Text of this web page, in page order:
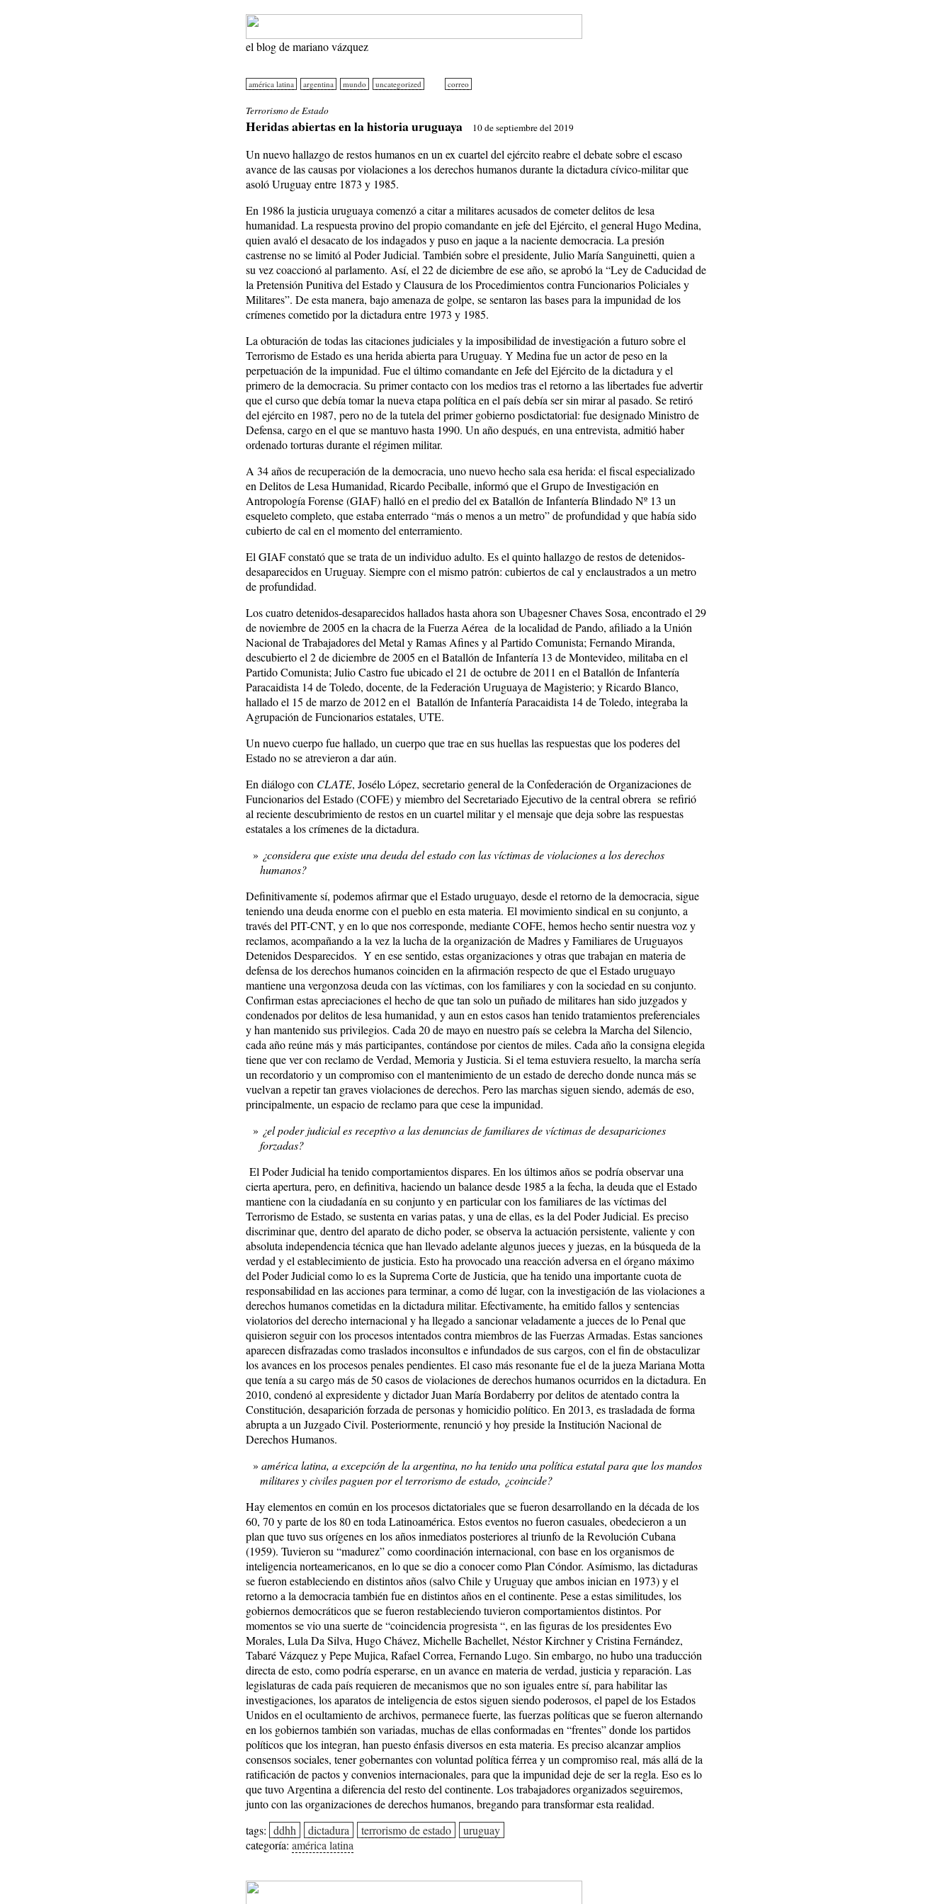
el blog de mariano vázquez
américa latina argentina mundo uncategorized correo
Terrorismo de Estado
Heridas abiertas en la historia uruguaya 10 de septiembre del 2019
Un nuevo hallazgo de restos humanos en un ex cuartel del ejército reabre el debate sobre el escaso
avance de las causas por violaciones a los derechos humanos durante la dictadura cívico-militar que
asoló Uruguay entre 1873 y 1985.
En 1986 la justicia uruguaya comenzó a citar a militares acusados de cometer delitos de lesa
humanidad. La respuesta provino del propio comandante en jefe del Ejército, el general Hugo Medina,
quien avaló el desacato de los indagados y puso en jaque a la naciente democracia. La presión
castrense no se limitó al Poder Judicial. También sobre el presidente, Julio María Sanguinetti, quien a
su vez coaccionó al parlamento. Así, el 22 de diciembre de ese año, se aprobó la “Ley de Caducidad de
la Pretensión Punitiva del Estado y Clausura de los Procedimientos contra Funcionarios Policiales y
Militares”. De esta manera, bajo amenaza de golpe, se sentaron las bases para la impunidad de los
crímenes cometido por la dictadura entre 1973 y 1985.
La obturación de todas las citaciones judiciales y la imposibilidad de investigación a futuro sobre el
Terrorismo de Estado es una herida abierta para Uruguay. Y Medina fue un actor de peso en la
perpetuación de la impunidad. Fue el último comandante en Jefe del Ejército de la dictadura y el
primero de la democracia. Su primer contacto con los medios tras el retorno a las libertades fue advertir
que el curso que debía tomar la nueva etapa política en el país debía ser sin mirar al pasado. Se retiró
del ejército en 1987, pero no de la tutela del primer gobierno posdictatorial: fue designado Ministro de
Defensa, cargo en el que se mantuvo hasta 1990. Un año después, en una entrevista, admitió haber
ordenado torturas durante el régimen militar.
A 34 años de recuperación de la democracia, uno nuevo hecho sala esa herida: el fiscal especializado
en Delitos de Lesa Humanidad, Ricardo Peciballe, informó que el Grupo de Investigación en
Antropología Forense (GIAF) halló en el predio del ex Batallón de Infantería Blindado Nº 13 un
esqueleto completo, que estaba enterrado “más o menos a un metro” de profundidad y que había sido
cubierto de cal en el momento del enterramiento.
El GIAF constató que se trata de un individuo adulto. Es el quinto hallazgo de restos de detenidos-
desaparecidos en Uruguay. Siempre con el mismo patrón: cubiertos de cal y enclaustrados a un metro
de profundidad.
Los cuatro detenidos-desaparecidos hallados hasta ahora son Ubagesner Chaves Sosa, encontrado el 29
de noviembre de 2005 en la chacra de la Fuerza Aérea de la localidad de Pando, afiliado a la Unión
Nacional de Trabajadores del Metal y Ramas Afines y al Partido Comunista; Fernando Miranda,
descubierto el 2 de diciembre de 2005 en el Batallón de Infantería 13 de Montevideo, militaba en el
Partido Comunista; Julio Castro fue ubicado el 21 de octubre de 2011 en el Batallón de Infantería
Paracaidista 14 de Toledo, docente, de la Federación Uruguaya de Magisterio; y Ricardo Blanco,
hallado el 15 de marzo de 2012 en el Batallón de Infantería Paracaidista 14 de Toledo, integraba la
Agrupación de Funcionarios estatales, UTE.
Un nuevo cuerpo fue hallado, un cuerpo que trae en sus huellas las respuestas que los poderes del
Estado no se atrevieron a dar aún.
En diálogo con CLATE, Josélo López, secretario general de la Confederación de Organizaciones de
Funcionarios del Estado (COFE) y miembro del Secretariado Ejecutivo de la central obrera se refirió
al reciente descubrimiento de restos en un cuartel militar y el mensaje que deja sobre las respuestas
estatales a los crímenes de la dictadura.
¿considera que existe una deuda del estado con las víctimas de violaciones a los derechos
humanos?
Definitivamente sí, podemos afirmar que el Estado uruguayo, desde el retorno de la democracia, sigue
teniendo una deuda enorme con el pueblo en esta materia. El movimiento sindical en su conjunto, a
través del PIT-CNT, y en lo que nos corresponde, mediante COFE, hemos hecho sentir nuestra voz y
reclamos, acompañando a la vez la lucha de la organización de Madres y Familiares de Uruguayos
Detenidos Desparecidos. Y en ese sentido, estas organizaciones y otras que trabajan en materia de
defensa de los derechos humanos coinciden en la afirmación respecto de que el Estado uruguayo
mantiene una vergonzosa deuda con las víctimas, con los familiares y con la sociedad en su conjunto.
Confirman estas apreciaciones el hecho de que tan solo un puñado de militares han sido juzgados y
condenados por delitos de lesa humanidad, y aun en estos casos han tenido tratamientos preferenciales
y han mantenido sus privilegios. Cada 20 de mayo en nuestro país se celebra la Marcha del Silencio,
cada año reúne más y más participantes, contándose por cientos de miles. Cada año la consigna elegida
tiene que ver con reclamo de Verdad, Memoria y Justicia. Si el tema estuviera resuelto, la marcha sería
un recordatorio y un compromiso con el mantenimiento de un estado de derecho donde nunca más se
vuelvan a repetir tan graves violaciones de derechos. Pero las marchas siguen siendo, además de eso,
principalmente, un espacio de reclamo para que cese la impunidad.
¿el poder judicial es receptivo a las denuncias de familiares de víctimas de desapariciones
forzadas?
El Poder Judicial ha tenido comportamientos dispares. En los últimos años se podría observar una
cierta apertura, pero, en definitiva, haciendo un balance desde 1985 a la fecha, la deuda que el Estado
mantiene con la ciudadanía en su conjunto y en particular con los familiares de las víctimas del
Terrorismo de Estado, se sustenta en varias patas, y una de ellas, es la del Poder Judicial. Es preciso
discriminar que, dentro del aparato de dicho poder, se observa la actuación persistente, valiente y con
absoluta independencia técnica que han llevado adelante algunos jueces y juezas, en la búsqueda de la
verdad y el establecimiento de justicia. Esto ha provocado una reacción adversa en el órgano máximo
del Poder Judicial como lo es la Suprema Corte de Justicia, que ha tenido una importante cuota de
responsabilidad en las acciones para terminar, a como dé lugar, con la investigación de las violaciones a
derechos humanos cometidas en la dictadura militar. Efectivamente, ha emitido fallos y sentencias
violatorios del derecho internacional y ha llegado a sancionar veladamente a jueces de lo Penal que
quisieron seguir con los procesos intentados contra miembros de las Fuerzas Armadas. Estas sanciones
aparecen disfrazadas como traslados inconsultos e infundados de sus cargos, con el fin de obstaculizar
los avances en los procesos penales pendientes. El caso más resonante fue el de la jueza Mariana Motta
que tenía a su cargo más de 50 casos de violaciones de derechos humanos ocurridos en la dictadura. En
2010, condenó al expresidente y dictador Juan María Bordaberry por delitos de atentado contra la
Constitución, desaparición forzada de personas y homicidio político. En 2013, es trasladada de forma
abrupta a un Juzgado Civil. Posteriormente, renunció y hoy preside la Institución Nacional de
Derechos Humanos.
américa latina, a excepción de la argentina, no ha tenido una política estatal para que los mandos
militares y civiles paguen por el terrorismo de estado, ¿coincide?
Hay elementos en común en los procesos dictatoriales que se fueron desarrollando en la década de los
60, 70 y parte de los 80 en toda Latinoamérica. Estos eventos no fueron casuales, obedecieron a un
plan que tuvo sus orígenes en los años inmediatos posteriores al triunfo de la Revolución Cubana
(1959). Tuvieron su “madurez” como coordinación internacional, con base en los organismos de
inteligencia norteamericanos, en lo que se dio a conocer como Plan Cóndor. Asímismo, las dictaduras
se fueron estableciendo en distintos años (salvo Chile y Uruguay que ambos inician en 1973) y el
retorno a la democracia también fue en distintos años en el continente. Pese a estas similitudes, los
gobiernos democráticos que se fueron restableciendo tuvieron comportamientos distintos. Por
momentos se vio una suerte de “coincidencia progresista “, en las figuras de los presidentes Evo
Morales, Lula Da Silva, Hugo Chávez, Michelle Bachellet, Néstor Kirchner y Cristina Fernández,
Tabaré Vázquez y Pepe Mujica, Rafael Correa, Fernando Lugo. Sin embargo, no hubo una traducción
directa de esto, como podría esperarse, en un avance en materia de verdad, justicia y reparación. Las
legislaturas de cada país requieren de mecanismos que no son iguales entre sí, para habilitar las
investigaciones, los aparatos de inteligencia de estos siguen siendo poderosos, el papel de los Estados
Unidos en el ocultamiento de archivos, permanece fuerte, las fuerzas políticas que se fueron alternando
en los gobiernos también son variadas, muchas de ellas conformadas en “frentes” donde los partidos
políticos que los integran, han puesto énfasis diversos en esta materia. Es preciso alcanzar amplios
consensos sociales, tener gobernantes con voluntad política férrea y un compromiso real, más allá de la
ratificación de pactos y convenios internacionales, para que la impunidad deje de ser la regla. Eso es lo
que tuvo Argentina a diferencia del resto del continente. Los trabajadores organizados seguiremos,
junto con las organizaciones de derechos humanos, bregando para transformar esta realidad.
tags: ddhh dictadura terrorismo de estado
uruguay
categoría: américa latina